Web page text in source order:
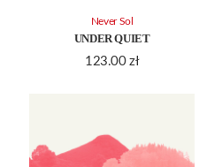
UNDER QUIET
123.00 zł
Never Sol